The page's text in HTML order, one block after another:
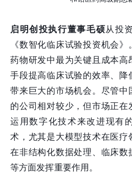
启明创投执行董事毛硕从投
《数智化临床试验投资机会
药物研发中最为关键且成本
手段提高临床试验的效率、
带来巨大的市场机会。尽管
的公司相对较少，但市场正
运用数字化技术来改进现有
术，尤其是大模型技术在医疗
在非结构化数据处理、临床
等方面发挥重要作用。